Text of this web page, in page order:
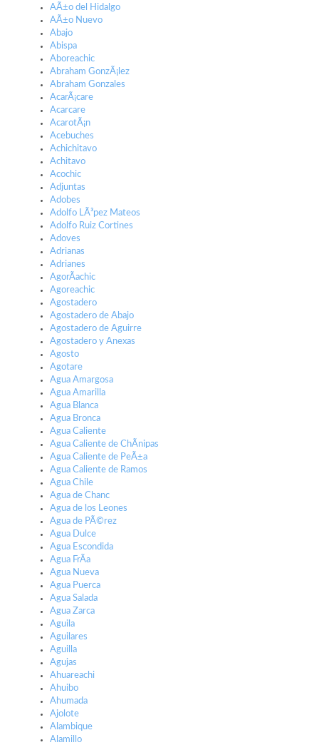
AÃ±o del Hidalgo
AÃ±o Nuevo
Abajo
Abispa
Aboreachic
Abraham GonzÃ¡lez
Abraham Gonzales
AcarÃ¡care
Acarcare
AcarotÃ¡n
Acebuches
Achichitavo
Achitavo
Acochic
Adjuntas
Adobes
Adolfo LÃ³pez Mateos
Adolfo Ruiz Cortines
Adoves
Adrianas
Adrianes
AgorÃ­achic
Agoreachic
Agostadero
Agostadero de Abajo
Agostadero de Aguirre
Agostadero y Anexas
Agosto
Agotare
Agua Amargosa
Agua Amarilla
Agua Blanca
Agua Bronca
Agua Caliente
Agua Caliente de ChÃ­nipas
Agua Caliente de PeÃ±a
Agua Caliente de Ramos
Agua Chile
Agua de Chanc
Agua de los Leones
Agua de PÃ©rez
Agua Dulce
Agua Escondida
Agua FrÃ­a
Agua Nueva
Agua Puerca
Agua Salada
Agua Zarca
Aguila
Aguilares
Aguilla
Agujas
Ahuareachi
Ahuibo
Ahumada
Ajolote
Alambique
Alamillo